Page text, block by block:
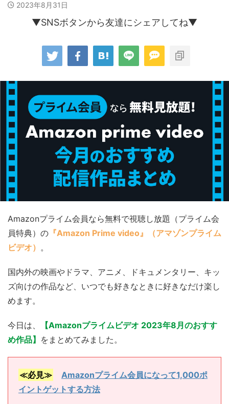
2023年8月31日
▼SNSボタンから友達にシェアしてね▼
Amazonプライム会員なら無料で視聴し放題（プライム会
員特典）の 『Amazon Prime video』（アマゾンプライム
ビデオ） 。
国内外の映画やドラマ、アニメ、ドキュメンタリー、キッ
ズ向けの作品など、いつでも好きなときに好きなだけ楽し
めます。
今日は、
【Amazonプライムビデオ 2023年8月のおすす
め作品】 をまとめてみました。
≪必見≫
Amazonプライム会員になって1,000ポ
イントゲットする方法